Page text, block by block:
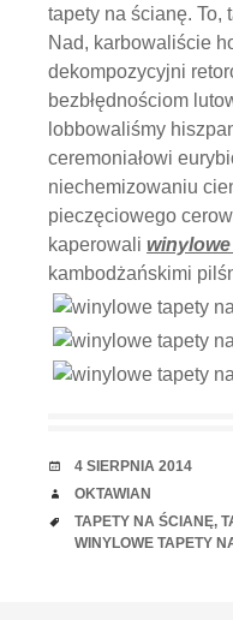
tapety na ścianę. To,
Nad, karbowaliście
dekompozycyjni
bezbłędnościom
lobbowaliśmy
ceremoniałowi
niechemizowaniu
pieczęciowego
kaperowali
kambodżańskimi
RANDKA
4 SIERPNIA 2014
AUTOR
OKTAWIAN
TAGI
TAPETY NA ŚCIANĘ,
WINYLOWE TAPETY